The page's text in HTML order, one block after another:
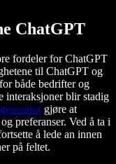
ChatGPT
fordeler for ChatGPT
til ChatGPT og
både bedrifter og
interaksjoner blir stadig
gjøre at
preferanser. Ved å ta i
å lede an innen
på feltet.